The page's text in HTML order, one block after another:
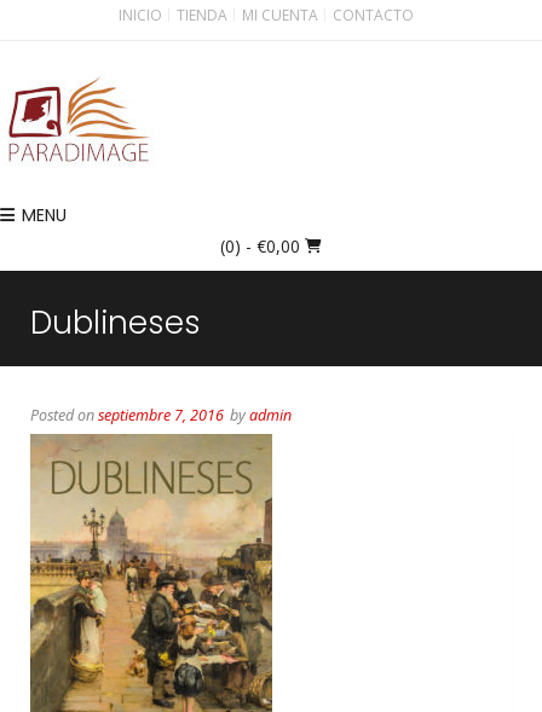
INICIO TIENDA MI CUENTA CONTACTO
MENU
(0) - €0,00
Dublineses
Posted onseptiembre 7, 2016 byadmin